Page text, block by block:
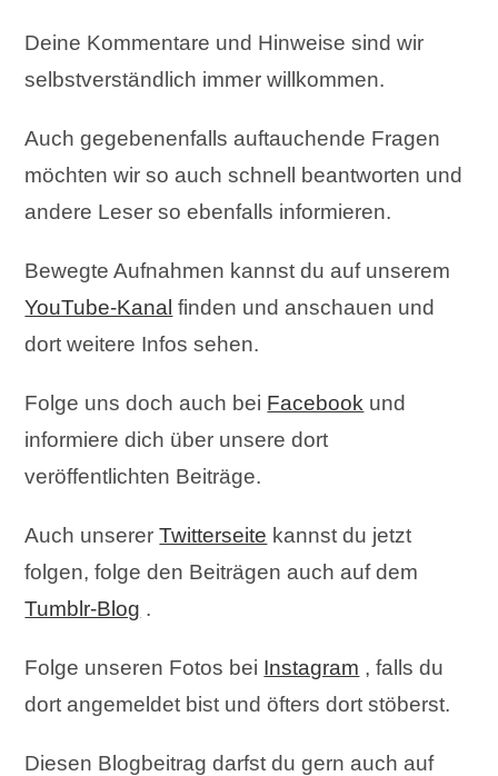
Deine Kommentare und Hinweise sind wir
selbstverständlich immer willkommen.
Auch gegebenenfalls auftauchende Fragen
möchten wir so auch schnell beantworten und
andere Leser so ebenfalls informieren.
Bewegte Aufnahmen kannst du auf unserem
YouTube-Kanal finden und anschauen und
dort weitere Infos sehen.
Folge uns doch auch bei Facebook und
informiere dich über unsere dort
veröffentlichten Beiträge.
Auch unsererTwitterseite kannst du jetzt
folgen, folge den Beiträgen auch auf dem
Tumblr-Blog .
Folge unseren Fotos bei Instagram , falls du
dort angemeldet bist und öfters dort stöberst.
Diesen Blogbeitrag darfst du gern auch auf